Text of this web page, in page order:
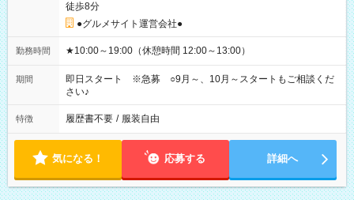
徒歩8分
●グルメサイト運営会社●
勤務時間 ★10:00～19:00（休憩時間 12:00～13:00）
期間
即日スタート ※急募 ○9月～、10月～スタートもご相談くだ
さい♪
特徴 履歴書不要 / 服装自由
気になる！ 応募する 詳細へ